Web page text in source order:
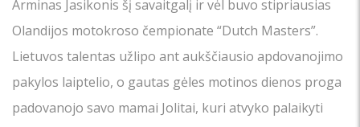
Arminas Jasikonis šį savaitgalį ir vėl buvo stipriausias
Olandijos motokroso čempionate “Dutch Masters”.
Lietuvos talentas užlipo ant aukščiausio apdovanojimo
pakylos laiptelio, o gautas gėles motinos dienos proga
padovanojo savo mamai Jolitai, kuri atvyko palaikyti